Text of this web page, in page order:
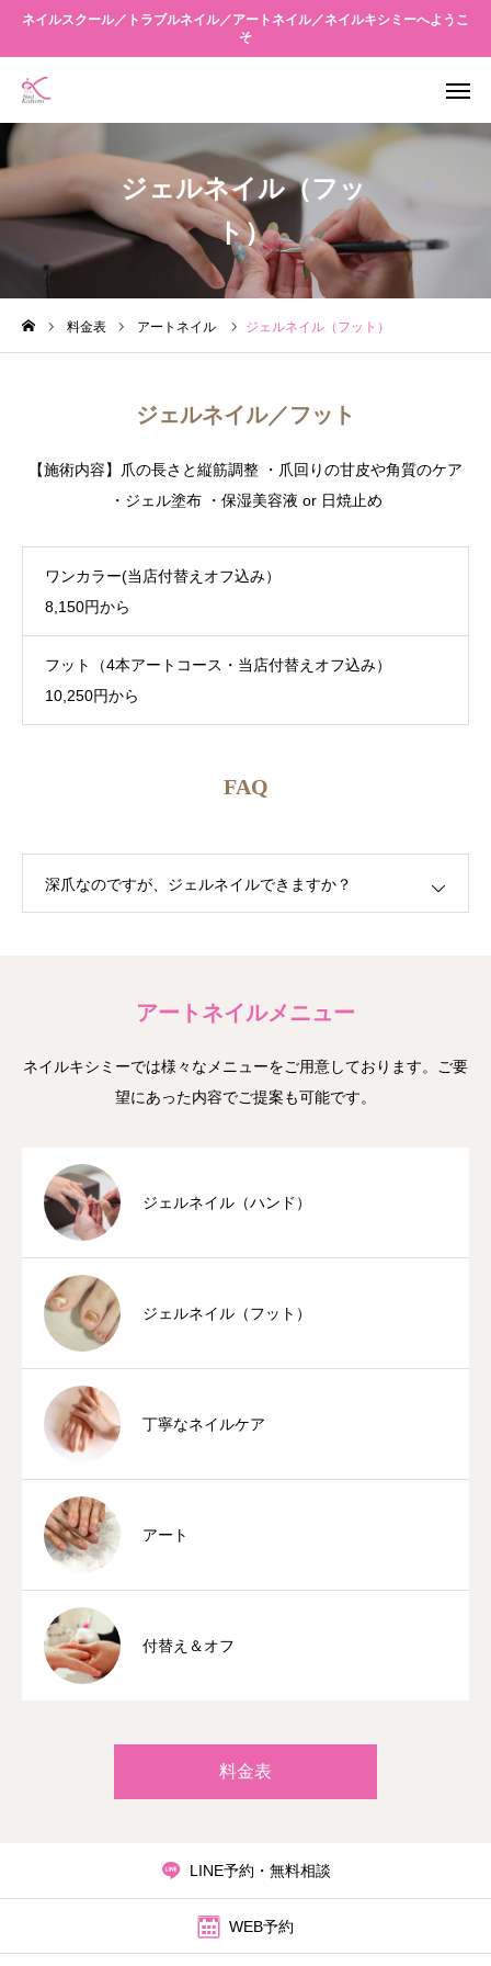
ネイルスクール／トラブルネイル／アートネイル／ネイルキシミーへようこ
そ
ジェルネイル（フッ
ト）
料金表 アートネイル ジェルネイル（フット）
ジェルネイル／フット
【施術内容】爪の長さと縦筋調整 ・爪回りの甘皮や角質のケア
・ジェル塗布 ・保湿美容液 or 日焼止め
ワンカラー(当店付替えオフ込み）
8,150円から
フット（4本アートコース・当店付替えオフ込み）
10,250円から
FAQ
深爪なのですが、ジェルネイルできますか？
アートネイルメニュー
ネイルキシミーでは様々なメニューをご用意しております。ご要
望にあった内容でご提案も可能です。
ジェルネイル（ハンド）
ジェルネイル（フット）
丁寧なネイルケア
アート
付替え＆オフ
料金表
LINE予約・無料相談
WEB予約
アクセス
友だち追加 Instagram
当店について
キシミーネクスト
ブログ
アクセス・営業時間
お問い合わせ